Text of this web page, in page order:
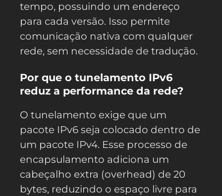
tempo, possuindo um endereço
para cada versão. Isso permite
comunicação nativa com qualquer
rede, sem necessidade de tradução.
Por que o tunelamento IPv6
reduz a performance da rede?
O tunelamento exige que um
pacote IPv6 seja colocado dentro de
um pacote IPv4. Esse processo de
encapsulamento adiciona um
cabeçalho extra (overhead) de 20
bytes, reduzindo o espaço livre para